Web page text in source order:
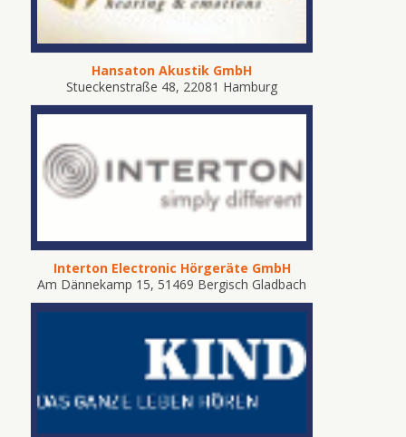
Hansaton Akustik GmbH
Stueckenstraße 48, 22081 Hamburg
Interton Electronic Hörgeräte GmbH
Am Dännekamp 15, 51469 Bergisch Gladbach